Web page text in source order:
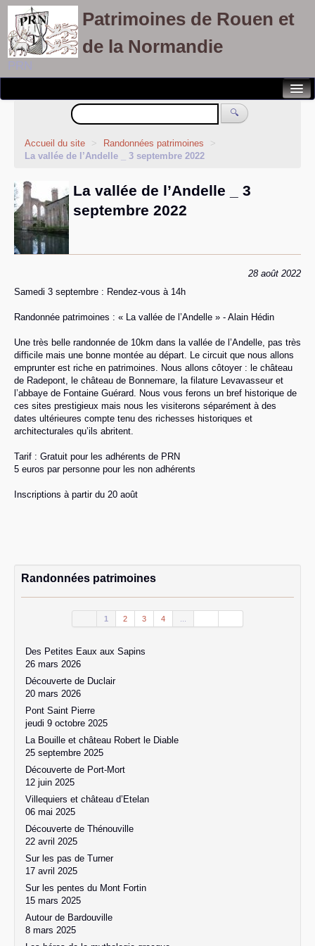
Patrimoines de Rouen et
de la Normandie
PRN
Notre association
Randonnées patrimoines
Visites découvertes
Balades culturelles
Rallyes pédestres
Adhérents
🔍
Accueil du site > Randonnées patrimoines
>
La vallée de l’Andelle _ 3 septembre 2022
La vallée de l’Andelle _ 3
septembre 2022
28 août 2022
Samedi 3 septembre : Rendez-vous à 14h
Randonnée patrimoines : « La vallée de l’Andelle » - Alain Hédin
Une très belle randonnée de 10km dans la vallée de l’Andelle, pas très
difficile mais une bonne montée au départ. Le circuit que nous allons
emprunter est riche en patrimoines. Nous allons côtoyer : le château
de Radepont, le château de Bonnemare, la filature Levavasseur et
l’abbaye de Fontaine Guérard. Nous vous ferons un bref historique de
ces sites prestigieux mais nous les visiterons séparément à des
dates ultérieures compte tenu des richesses historiques et
architecturales qu’ils abritent.
Tarif : Gratuit pour les adhérents de PRN
5 euros par personne pour les non adhérents
Inscriptions à partir du 20 août
Randonnées patrimoines
1 2 3 4
Des Petites Eaux aux Sapins
26 mars 2026
Découverte de Duclair
20 mars 2026
Pont Saint Pierre
jeudi 9 octobre 2025
La Bouille et château Robert le Diable
25 septembre 2025
Découverte de Port-Mort
12 juin 2025
Villequiers et château d’Etelan
06 mai 2025
Découverte de Thénouville
22 avril 2025
Sur les pas de Turner
17 avril 2025
Sur les pentes du Mont Fortin
15 mars 2025
Autour de Bardouville
8 mars 2025